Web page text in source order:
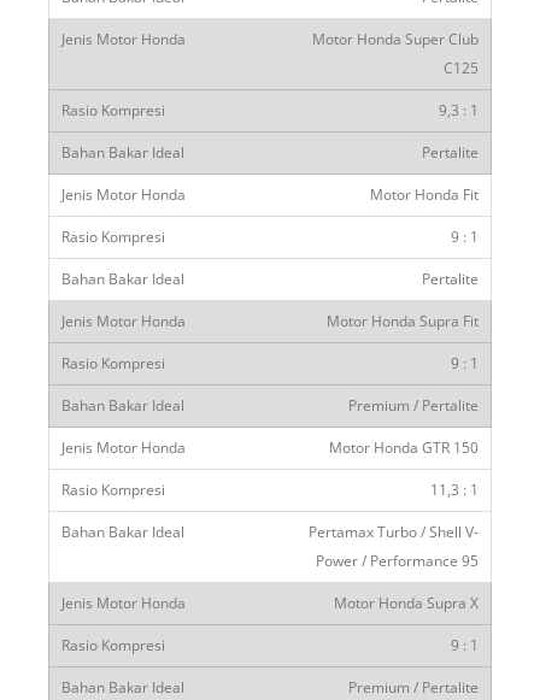
Motor Honda Super Club
C125
9,3 : 1
Pertalite
Motor Honda Fit
9 : 1
Pertalite
Motor Honda Supra Fit
9 : 1
Premium / Pertalite
Motor Honda GTR 150
11,3 : 1
Pertamax Turbo / Shell V-
Power / Performance 95
Motor Honda Supra X
9 : 1
Premium / Pertalite